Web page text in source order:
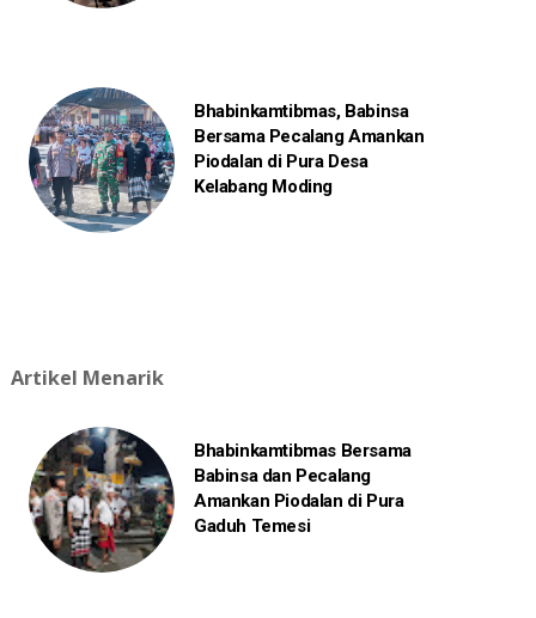
Bhabinkamtibmas, Babinsa
Bersama Pecalang Amankan
Piodalan di Pura Desa
Kelabang Moding
Artikel Menarik
Bhabinkamtibmas Bersama
Babinsa dan Pecalang
Amankan Piodalan di Pura
Gaduh Temesi